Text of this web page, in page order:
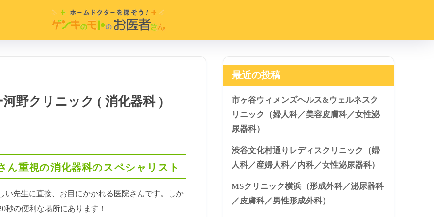
野クリニック ( 消化器科 )
ん重視の消化器科のスペシャリスト
い先生に直接、お目にかかれる医院さんです。しか
秒の便利な場所にあります！
最近の投稿
市ヶ谷ウィメンズヘルス&ウェルネスク
リニック（婦人科／美容皮膚科／女性泌
尿器科）
渋谷文化村通りレディスクリニック（婦
人科／産婦人科／内科／女性泌尿器科）
MSクリニック横浜（形成外科／泌尿器科
／皮膚科／男性形成外科）